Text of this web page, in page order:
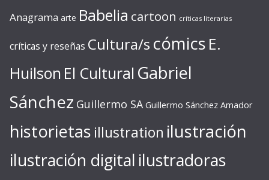
Anagrama arte Babelia cartoon críticas literarias
críticas y reseñas Cultura/s cómics E.
Huilson El Cultural Gabriel
Sánchez Guillermo SA Guillermo Sánchez Amador
historietas illustration ilustración
ilustración digital ilustradoras